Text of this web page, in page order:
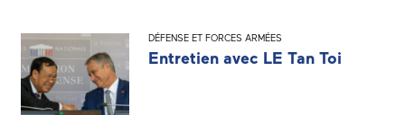
DÉFENSE ET FORCES ARMÉES
Entretien avec LE Tan Toi